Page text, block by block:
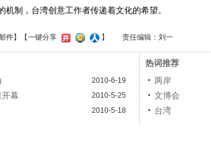
制，台湾创意工作者传递着文化的希望。
件】【一键分享 】 责任编辑：刘一
2010-6-19
幕 2010-5-25
2010-5-18
热词推荐
两岸
文博会
台湾